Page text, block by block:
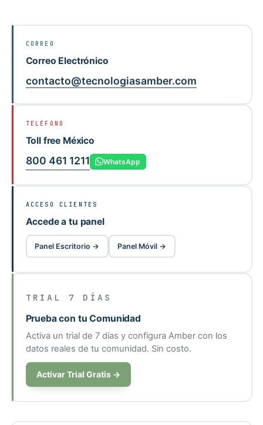
CORREO
Correo Electrónico
contacto@tecnologiasamber.com
TELÉFONO
Toll free México
800 461 1211 WhatsApp
ACCESO CLIENTES
Accede a tu panel
Panel Escritorio → Panel Móvil →
TRIAL 7 DÍAS
Prueba con tu Comunidad
Activa un trial de 7 días y configura Amber con los
datos reales de tu comunidad. Sin costo.
Activar Trial Gratis →